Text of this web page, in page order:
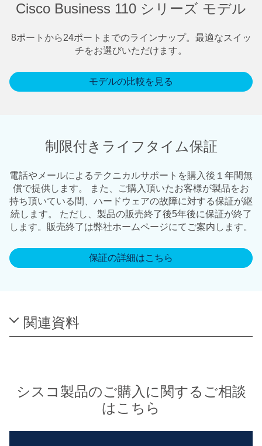
Cisco Business 110 シリーズ モデル
8ポートから24ポートまでのラインナップ。最適なスイッ
チをお選びいただけます。
モデルの比較を見る
制限付きライフタイム保証
電話やメールによるテクニカルサポートを購入後１年間無
償で提供します。 また、ご購入頂いたお客様が製品をお
持ち頂いている間、ハードウェアの故障に対する保証が継
続します。 ただし、製品の販売終了後5年後に保証が終了
します。販売終了は弊社ホームページにてご案内します。
保証の詳細はこちら
関連資料
シスコ製品のご購入に関するご相談
はこちら